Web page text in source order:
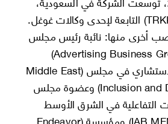
ودشنت شبكة (TRKKN) التابعة لإحدى وكالات غوغل.
أخرى منها: نائبة رئيس مجلس
إدارة مجموعة (Advertising Business Group)
وعضوة المجلس الاستشاري في مجلس (Middle East
Inclusion and Diversity Council) وعضوة مجلس
التفاعلية في الشرق الأوسط
وشمال أفريقيا (IAB MENA) ومؤسسة (Endeavor